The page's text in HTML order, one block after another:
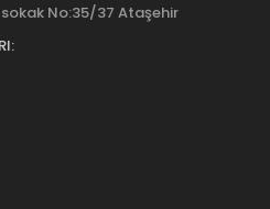
No:35/37 Ataşehir